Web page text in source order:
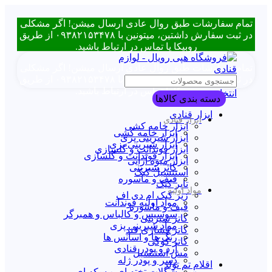
تمام سفارشات طبق روال عادی ارسال میشن! اگر مشکلی
در ثبت سفارش داشتین، میتونین با ۰۹۳۸۲۱۵۳۴۷۸ از طریق
روبیکا یا تماس در ارتباط باشید.
تمام سفارشات طبق روال عادی ارسال میشن! اگر مشکلی
روبیکا یا تماس در ارتباط باشید.انتخاب دسته بندی
ابزار قنادی
ابزار خامه کشی
ابزار شیرینی پزی
ابزار فوندانت و گلسازی
ابزار میوه آرایی
استنسیل کیک
تاپر کیک
زیر کیک ام دی اف
قیف و ماسوره
کاتر شیرینی
کاتر فشاری قند
کاتر کوکی
مش استنسیل
اقلام تم تولد
دسته بندی کالاها
ابزار قنادی
ابزار خامه کشی
ابزار شیرینی پزی
ابزار فوندانت و گلسازی
کاتر شیرینی
قیف و ماسوره
مواد اولیه
مواد اولیه فوندانت
سوسیس و کالباس و همبرگر
مواد شیرینی پزی
رنگ ها و اسانس ها
آرد و پودر قنادی
دسر و پودر ژله